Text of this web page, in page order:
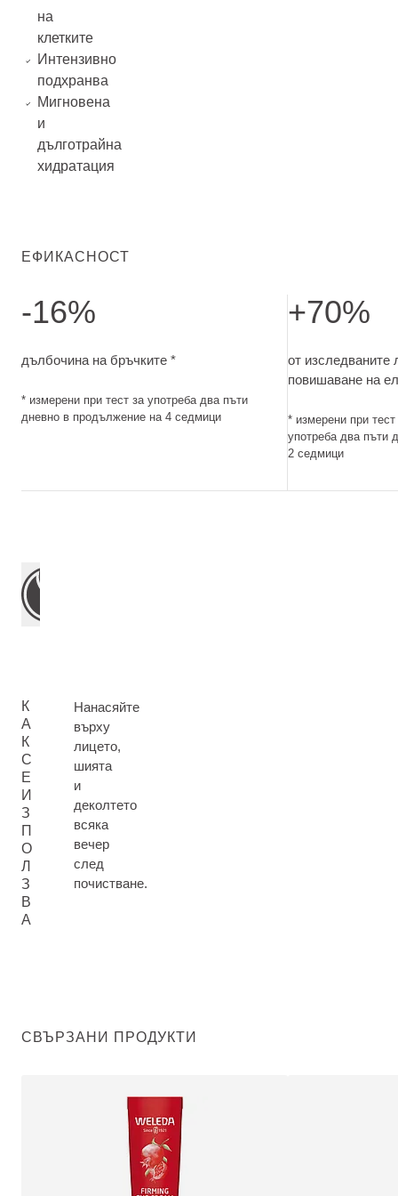
на
клетките
Интензивно
подхранва
Мигновена
и
дълготрайна
хидратация
ЕФИКАСНОСТ
-16%
дълбочина на бръчките *
* измерени при тест за употреба два пъти
дневно в продължение на 4 седмици
+70%
от изследваните
повишаване на
* измерени при
употреба два пъти
2 седмици
К
А
К
С
Е
И
З
П
О
Л
З
В
А
Нанасяйте
върху
лицето,
шията
и
деколтето
всяка
вечер
след
почистване.
СВЪРЗАНИ ПРОДУКТИ